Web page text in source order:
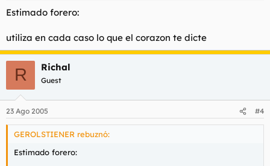
Estimado forero:
utiliza en cada caso lo que el corazon te dicte
R Richal
Guest
23 Ago 2005 #4
GEROLSTIENER rebuznó:
Estimado forero: